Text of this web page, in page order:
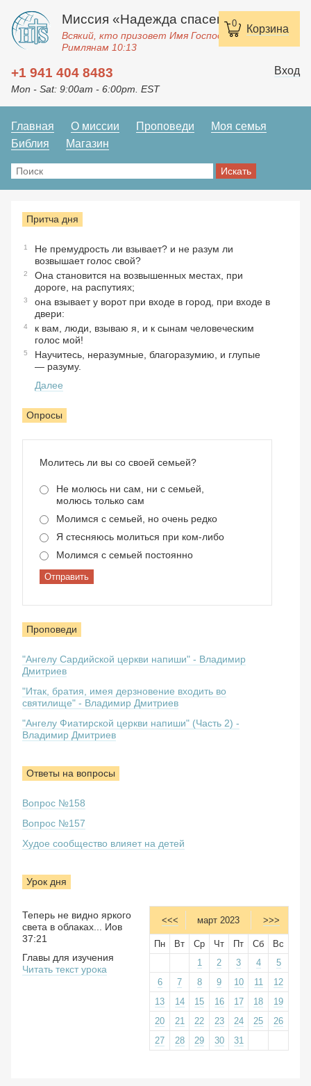
0 Корзина
Миссия «Надежда спасения»
Всякий, кто призовет Имя Господне, спасется.
Римлянам 10:13
+1 941 404 8483
Mon - Sat: 9:00am - 6:00pm. EST
Вход
Главная О миссии Проповеди
Моя семья
Библия
Магазин
Притча дня
1
Не премудрость ли взывает? и не разум ли
возвышает голос свой?
2
Она становится на возвышенных местах, при
дороге, на распутиях;
3
она взывает у ворот при входе в город, при входе в
двери:
4
к вам, люди, взываю я, и к сынам человеческим
голос мой!
5
Научитесь, неразумные, благоразумию, и глупые
— разуму.
Далее
Опросы
Молитесь ли вы со своей семьей?
Не молюсь ни сам, ни с семьей,
молюсь только сам
Молимся с семьей, но очень редко
Я стесняюсь молиться при ком-либо
Молимся с семьей постоянно
Отправить
Проповеди
"Ангелу Сардийской церкви напиши" - Владимир
Дмитриев
"Итак, братия, имея дерзновение входить во
святилище" - Владимир Дмитриев
"Ангелу Фиатирской церкви напиши" (Часть 2) -
Владимир Дмитриев
Ответы на вопросы
Вопрос №158
Вопрос №157
Худое сообщество влияет на детей
Урок дня
<<< март 2023 >>>
Пн Вт Ср Чт Пт Сб
Вс
1
2 3 4
5
6
7 8 9 10 11
12
13
14 15 16 17 18
19
20
21 22 23 24 25
26
27
28 29 30 31
Теперь не видно яркого
света в облаках... Иов
37:21
Главы для изучения
Читать текст урока